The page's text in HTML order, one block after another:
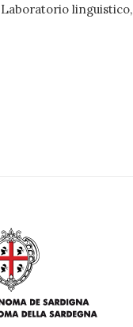
linguistico,